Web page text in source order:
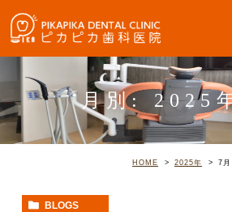
月別: 2025
HOME 2025年 7 月
BLOGS